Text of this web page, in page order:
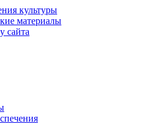
культуры
материалы
сайта